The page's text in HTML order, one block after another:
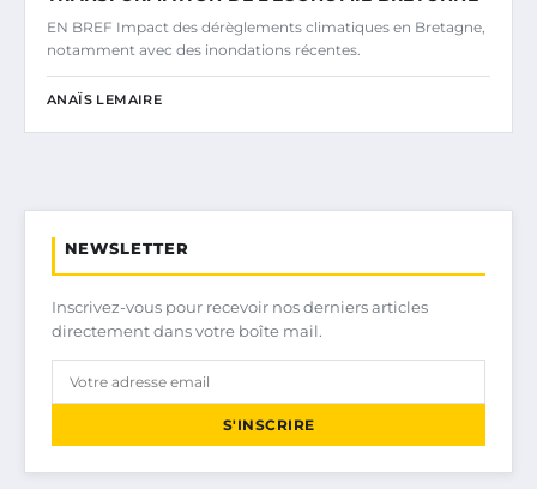
EN BREF Impact des dérèglements climatiques en Bretagne,
notamment avec des inondations récentes.
ANAÏS LEMAIRE
NEWSLETTER
Inscrivez-vous pour recevoir nos derniers articles
directement dans votre boîte mail.
S'INSCRIRE